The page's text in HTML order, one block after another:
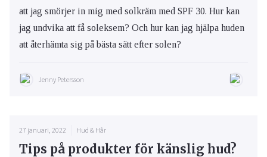
att jag smörjer in mig med solkräm med SPF 30. Hur kan
jag undvika att få soleksem? Och hur kan jag hjälpa huden
att återhämta sig på bästa sätt efter solen?
Jenny Petersson
27 januari, 2022 Hud & Hår
Tips på produkter för känslig hud?